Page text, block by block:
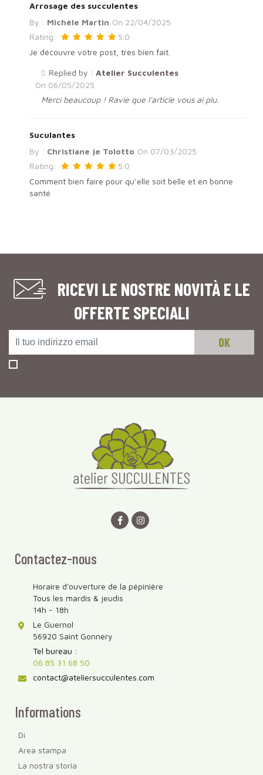
Arrosage des succulentes
By : Michèle Martin On 22/04/2025
Rating:
5.0
Je découvre votre post, très bien fait.
Replied by : Atelier Succulentes
On 06/05/2025
Merci beaucoup ! Ravie que l'article vous ai plu.
Suculantes
By : Christiane je Tolotto On 07/03/2025
Rating:
5.0
Comment bien faire pour qu’elle soit belle et en bonne
santé
RICEVI LE NOSTRE NOVITÀ E LE
OFFERTE SPECIALI
Informations
Di
Area stampa
La nostra storia
Contactez-nous
Horaire d'ouverture de la pépinière
Tous les mardis & jeudis
14h - 18h
Le Guernol
56920 Saint Gonnery
Tel bureau :
06 85 31 68 50
contact@ateliersucculentes.com